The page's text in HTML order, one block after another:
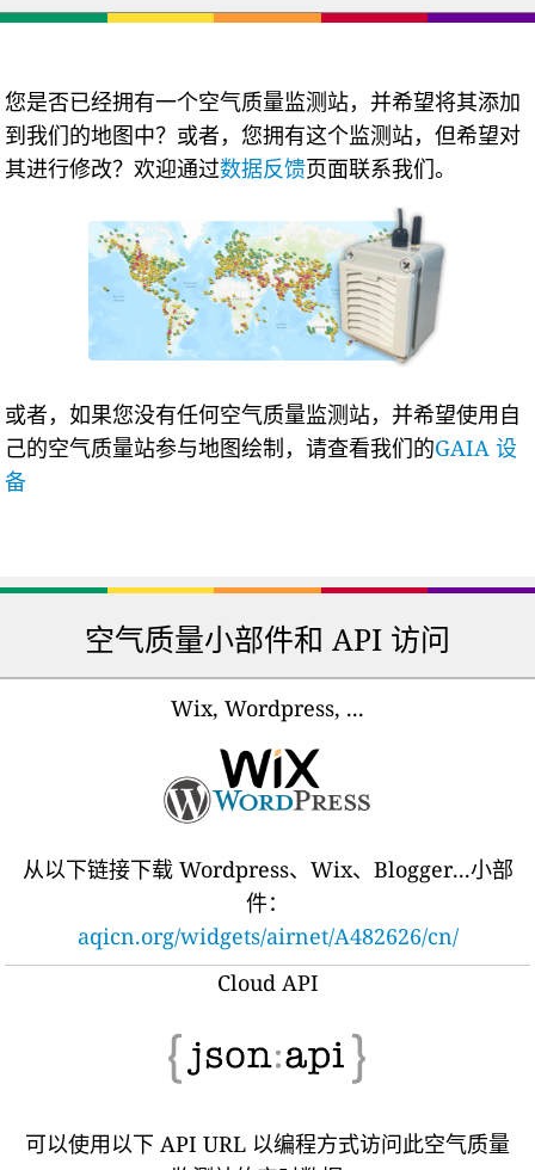
您是否已经拥有一个空气质量监测站，并希望将其添加
到我们的地图中？或者，您拥有这个监测站，但希望对
其进行修改？欢迎通过数据反馈页面联系我们。
或者，如果您没有任何空气质量监测站，并希望使用自
己的空气质量站参与地图绘制，请查看我们的GAIA 设
备
空气质量小部件和 API 访问
Wix, Wordpress, ...
从以下链接下载 Wordpress、Wix、Blogger...小部
件：
aqicn.org/widgets/airnet/A482626/cn/
Cloud API
可以使用以下 API URL 以编程方式访问此空气质量